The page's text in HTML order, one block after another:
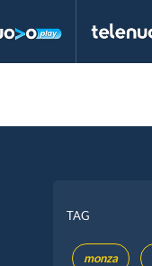
TAG
monza